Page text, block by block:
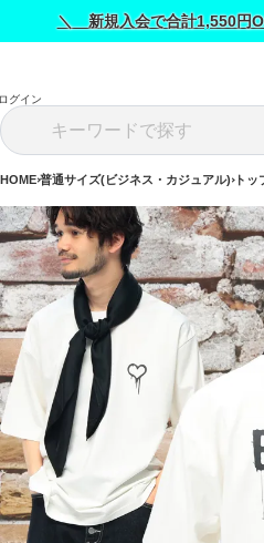
＼ 新規入会で合計1,550円
グイン
HOME 普通サイズ(ビジネス・カジュアル) トッ